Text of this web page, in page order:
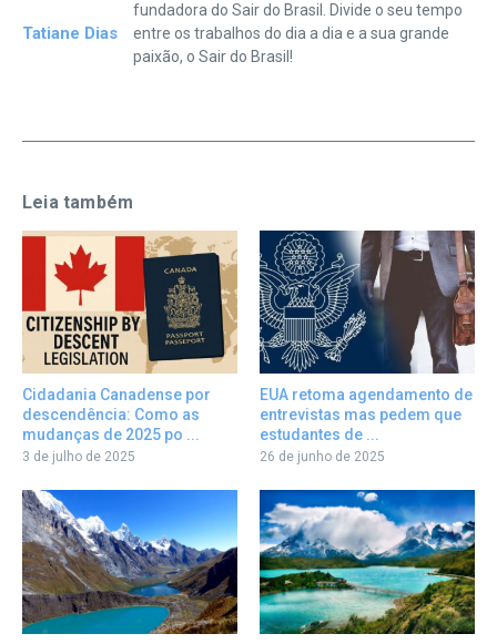
Tatiane Dias
fundadora do Sair do Brasil. Divide o seu tempo
entre os trabalhos do dia a dia e a sua grande
paixão, o Sair do Brasil!
Leia também
Cidadania Canadense por
descendência: Como as
mudanças de 2025 po ...
3 de julho de 2025
EUA retoma agendamento de
entrevistas mas pedem que
estudantes de ...
26 de junho de 2025